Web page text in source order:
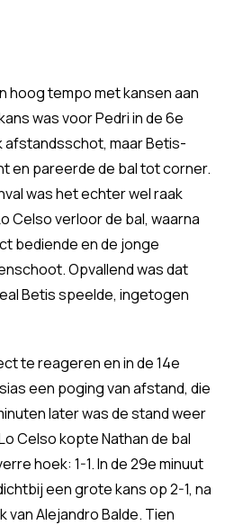
hoog tempo met kansen aan
was voor Pedri in de 6e
afstandsschot, maar Betis-
en pareerde de bal tot corner.
was het echter wel raak
Celso verloor de bal, waarna
bediende en de jonge
Opvallend was dat
Betis speelde, ingetogen
te reageren en in de 14e
een poging van afstand, die
later was de stand weer
Celso kopte Nathan de bal
hoek: 1-1. In de 29e minuut
een grote kans op 2-1, na
Alejandro Balde. Tien